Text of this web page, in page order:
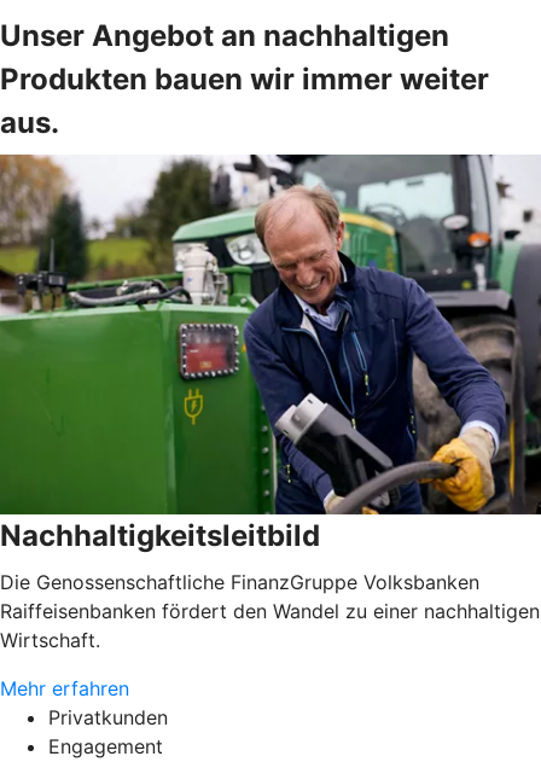
Unser Angebot an nachhaltigen
Produkten bauen wir immer weiter
aus.
Nachhaltigkeitsleitbild
Die Genossenschaftliche FinanzGruppe Volksbanken
Raiffeisenbanken fördert den Wandel zu einer nachhaltigen
Wirtschaft.
Mehr erfahren
Privatkunden
Engagement